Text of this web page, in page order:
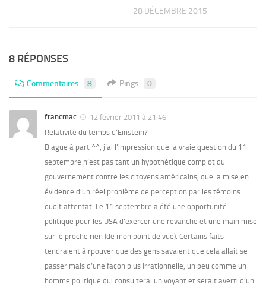
28 DÉCEMBRE 2015
8 RÉPONSES
Commentaires 8 Pings 0
francmac
12 février 2011 à 21:46
Relativité du temps d’Einstein?
Blague à part ^^, j’ai l’impression que la vraie question du 11
septembre n’est pas tant un hypothétique complot du
gouvernement contre les citoyens américains, que la mise en
évidence d’un réel problème de perception par les témoins
dudit attentat. Le 11 septembre a été une opportunité
politique pour les USA d’exercer une revanche et une main mise
sur le proche rien (de mon point de vue). Certains faits
tendraient à rpouver que des gens savaient que cela allait se
passer mais d’une façon plus irrationnelle, un peu comme un
homme politique qui consulterai un voyant et serait averti d’un